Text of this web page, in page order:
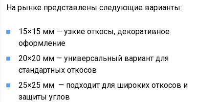
На рынке представлены следующие варианты:
15×15 мм — узкие откосы, декоративное
оформление
20×20 мм — универсальный вариант для
стандартных откосов
25×25 мм — подходит для широких откосов и
защиты углов